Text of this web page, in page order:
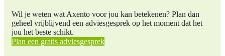
Wil je weten wat Axento voor jou kan betekenen? Plan dan
geheel vrijblijvend een adviesgesprek op het moment dat het
jou het beste schikt.
Plan een gratis adviesgesprek